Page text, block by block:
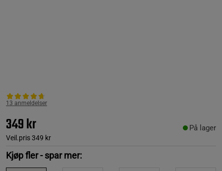
13 anmeldelser
349 kr
Veil.pris349 kr
På lager
Kjøp fler - spar mer: